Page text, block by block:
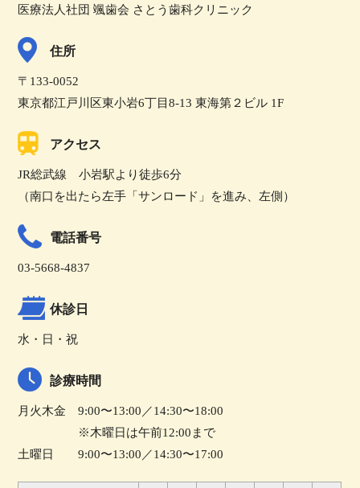
医療法人社団 颯歯会 さとう歯科クリニック
住所
〒133-0052
東京都江戸川区東小岩6丁目8-13 東海第２ビル 1F
アクセス
JR総武線 小岩駅より徒歩6分
（南口を出たら左手「サンロード」を進み、左側）
電話番号
03-5668-4837
休診日
水・日・祝
診療時間
月火木金 9:00〜13:00／14:30〜18:00
※木曜日は午前12:00まで
土曜日 9:00〜13:00／14:30〜17:00